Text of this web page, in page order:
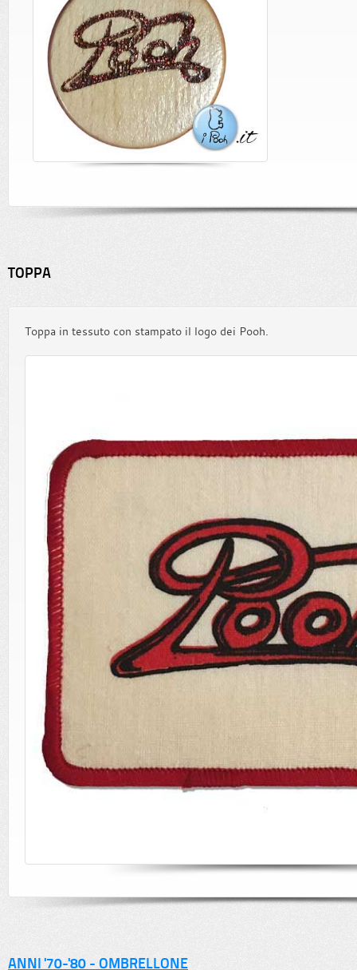
TOPPA
Toppa in tessuto con stampato il logo dei Pooh.
ANNI '70-'80 - OMBRELLONE